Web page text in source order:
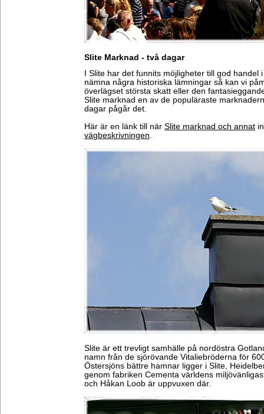
Slite Marknad - två dagar
I Slite har det funnits möjligheter till god handel
nämna några historiska lämningar så kan vi
överlägset största skatt eller den
Slite marknad en av de populäraste
dagar pågår det.
Här är en länk till när Slite marknad och annat
vägbeskrivningen.
Slite är ett trevligt samhälle på nordöstra
namn från de sjörövande Vitaliebröderna för
Östersjöns bättre hamnar ligger i Slite,
genom fabriken Cementa världens
och Håkan Loob är uppvuxen där.